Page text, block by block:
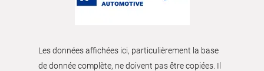
Les données affichées ici, particulièrement la base
de donnée complète, ne doivent pas être copiées. Il